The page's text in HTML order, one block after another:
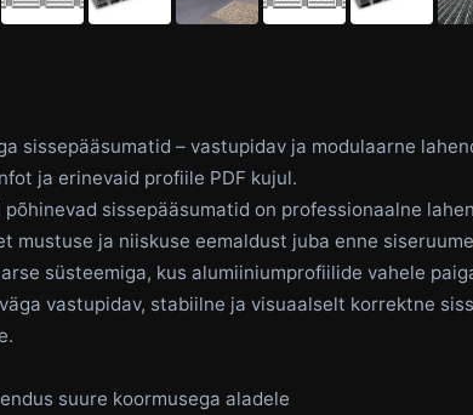
sissepääsumatid – vastupidav ja modulaarne
ja erinevaid profiile PDF kujul.
sissepääsumatid on professionaalne
mustuse ja niiskuse eemaldust juba enne
süsteemiga, kus alumiiniumprofiilide vahele
vastupidav, stabiilne ja visuaalselt korrektne
suure koormusega aladele